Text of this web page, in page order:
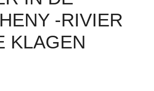
-RIVIER
KLAGEN